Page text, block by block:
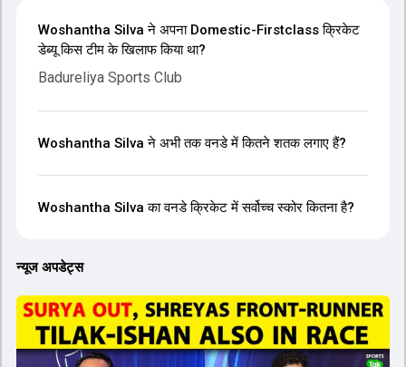
Woshantha Silva ने अपना Domestic-Firstclass क्रिकेट
डेब्यू किस टीम के खिलाफ किया था?
Badureliya Sports Club
Woshantha Silva ने अभी तक वनडे में कितने शतक लगाए हैं?
Woshantha Silva का वनडे क्रिकेट में सर्वोच्च स्कोर कितना है?
न्यूज अपडेट्स